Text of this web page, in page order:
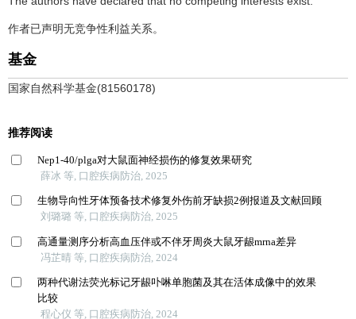
作者已声明无竞争性利益关系。
基金
国家自然科学基金(81560178)